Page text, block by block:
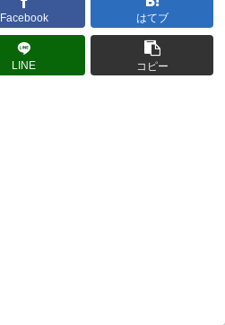
Facebook はてブ
LINE コピー